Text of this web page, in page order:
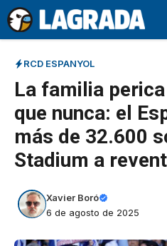
Saltar
al
contenido
RCD ESPANYOL
La familia
que nunca: el
más de 32.600
Stadium a
Xavier Boró
6 de agosto de 2025